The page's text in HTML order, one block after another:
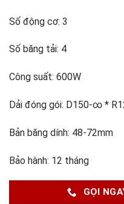
Số động cơ: 3
Số băng tải: 4
Công suất: 600W
Dải đóng gói: D150-∞ *
Bản băng dính: 48-72mm
Bảo hành: 12 tháng
GỌI